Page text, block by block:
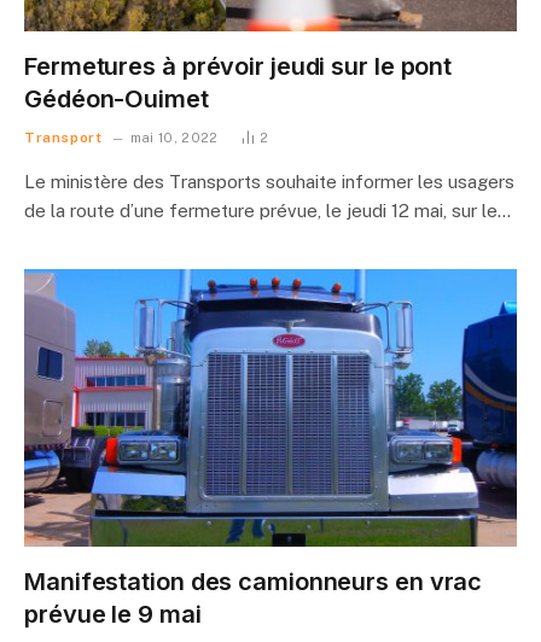
Fermetures à prévoir jeudi sur le pont
Gédéon-Ouimet
Transport mai 10, 2022 2
Le ministère des Transports souhaite informer les usagers
de la route d’une fermeture prévue, le jeudi 12 mai, sur le…
Manifestation des camionneurs en vrac
prévue le 9 mai